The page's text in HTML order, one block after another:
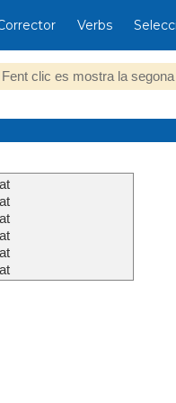
Verbs
Fent clic es mostra la